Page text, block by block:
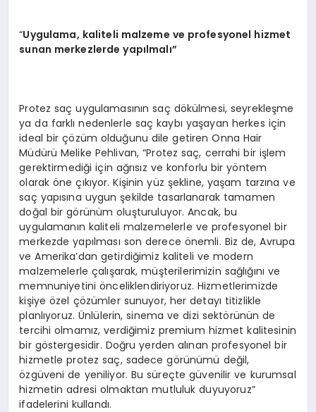
“Uygulama, kaliteli malzeme ve profesyonel hizmet
sunan merkezlerde yapılmalı”
Protez saç uygulamasının saç dökülmesi, seyrekleşme
ya da farklı nedenlerle saç kaybı yaşayan herkes için
ideal bir çözüm olduğunu dile getiren Onna Hair
Müdürü Melike Pehlivan, “Protez saç, cerrahi bir işlem
gerektirmediği için ağrısız ve konforlu bir yöntem
olarak öne çıkıyor. Kişinin yüz şekline, yaşam tarzına ve
saç yapısına uygun şekilde tasarlanarak tamamen
doğal bir görünüm oluşturuluyor. Ancak, bu
uygulamanın kaliteli malzemelerle ve profesyonel bir
merkezde yapılması son derece önemli. Biz de, Avrupa
ve Amerika’dan getirdiğimiz kaliteli ve modern
malzemelerle çalışarak, müşterilerimizin sağlığını ve
memnuniyetini önceliklendiriyoruz. Hizmetlerimizde
kişiye özel çözümler sunuyor, her detayı titizlikle
planlıyoruz. Ünlülerin, sinema ve dizi sektörünün de
tercihi olmamız, verdiğimiz premium hizmet kalitesinin
bir göstergesidir. Doğru yerden alınan profesyonel bir
hizmetle protez saç, sadece görünümü değil,
özgüveni de yeniliyor. Bu süreçte güvenilir ve kurumsal
hizmetin adresi olmaktan mutluluk duyuyoruz”
ifadelerini kullandı.